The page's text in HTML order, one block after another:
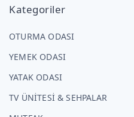
Kategoriler
OTURMA ODASI
YEMEK ODASI
YATAK ODASI
TV ÜNİTESİ & SEHPALAR